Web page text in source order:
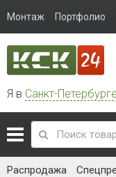
Монтаж Портфолио
Я в Санкт-Петербурге
Распродажа